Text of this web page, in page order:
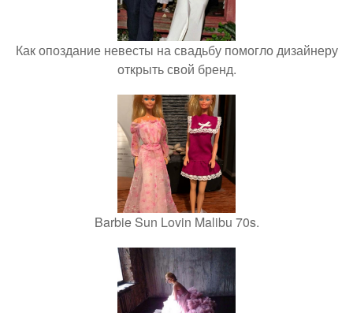
Как опоздание невесты на свадьбу помогло дизайнеру
открыть свой бренд.
Barbie Sun Lovin Malibu 70s.